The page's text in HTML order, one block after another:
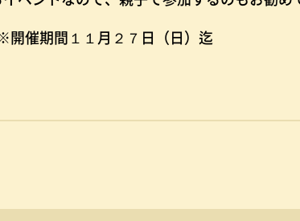
開催期間１１月２７日（日）迄